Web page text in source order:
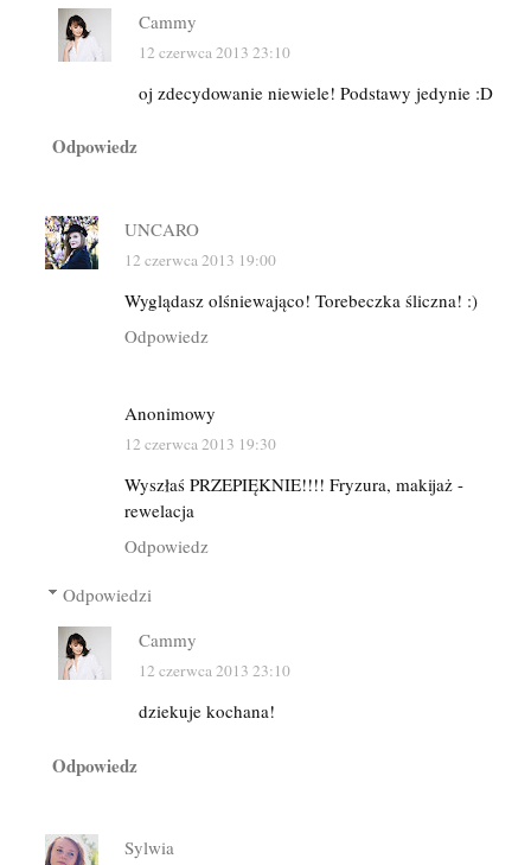
Cammy
12 czerwca 2013 23:10
oj zdecydowanie niewiele! Podstawy jedynie :D
Odpowiedz
UNCARO
12 czerwca 2013 19:00
Wyglądasz olśniewająco! Torebeczka śliczna! :)
Odpowiedz
Anonimowy
12 czerwca 2013 19:30
Wyszłaś PRZEPIĘKNIE!!!! Fryzura, makijaż -
rewelacja
Odpowiedz
Odpowiedzi
Cammy
12 czerwca 2013 23:10
dziekuje kochana!
Odpowiedz
Sylwia